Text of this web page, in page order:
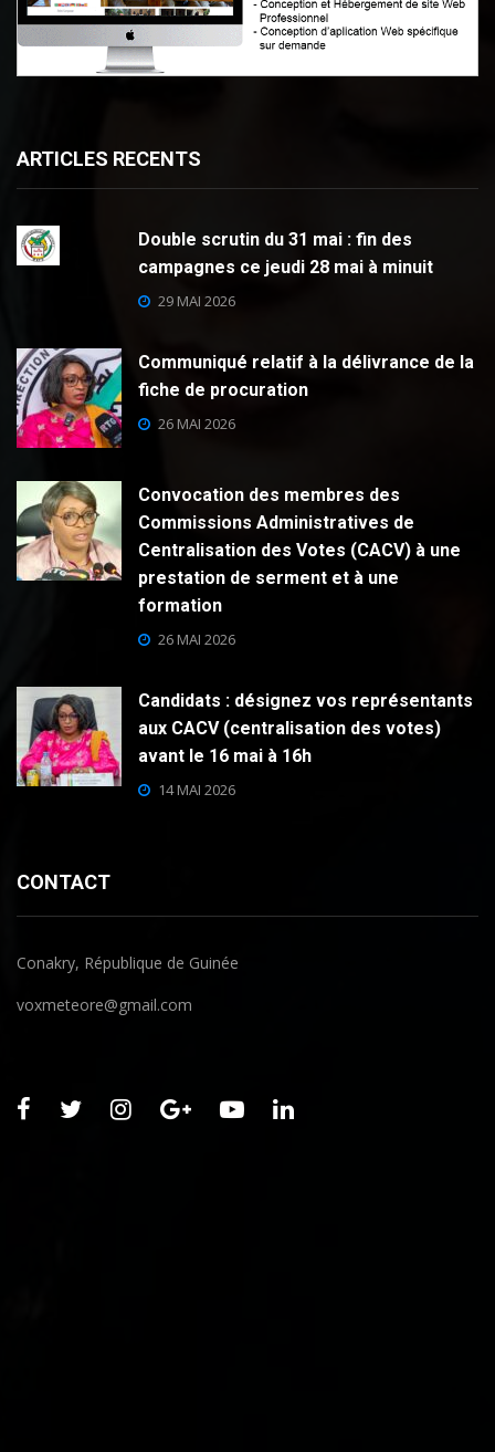
ARTICLES RECENTS
Double scrutin du 31 mai : fin des
campagnes ce jeudi 28 mai à minuit
29 MAI 2026
Communiqué relatif à la délivrance de la
fiche de procuration
26 MAI 2026
Convocation des membres des
Commissions Administratives de
Centralisation des Votes (CACV) à une
prestation de serment et à une
formation
26 MAI 2026
Candidats : désignez vos représentants
aux CACV (centralisation des votes)
avant le 16 mai à 16h
14 MAI 2026
CONTACT
Conakry, République de Guinée
voxmeteore@gmail.com